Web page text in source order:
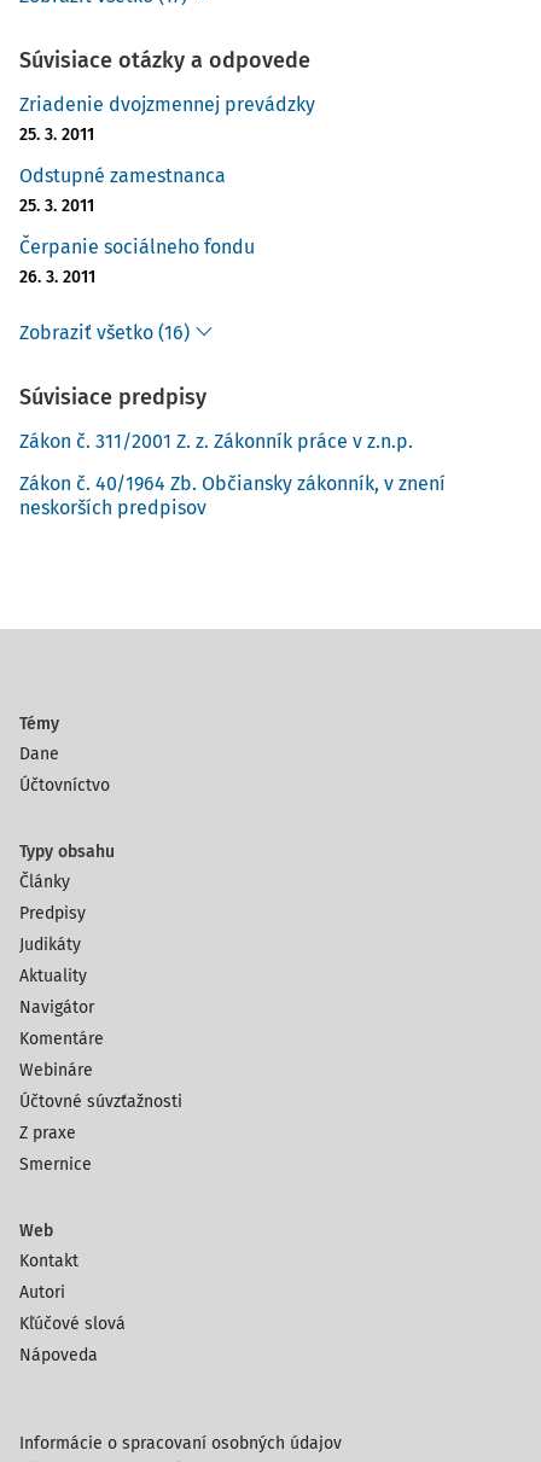
Súvisiace otázky a odpovede
Zriadenie dvojzmennej prevádzky
25. 3. 2011
Odstupné zamestnanca
25. 3. 2011
Čerpanie sociálneho fondu
26. 3. 2011
Zobraziť všetko (16)
Súvisiace predpisy
Zákon č. 311/2001 Z. z. Zákonník práce v z.n.p.
Zákon č. 40/1964 Zb. Občiansky zákonník, v znení
neskorších predpisov
Témy
Dane
Účtovníctvo
Typy obsahu
Články
Predpisy
Judikáty
Aktuality
Navigátor
Komentáre
Webináre
Účtovné súvzťažnosti
Z praxe
Smernice
Web
Kontakt
Autori
Kľúčové slová
Nápoveda
Informácie o spracovaní osobných údajov